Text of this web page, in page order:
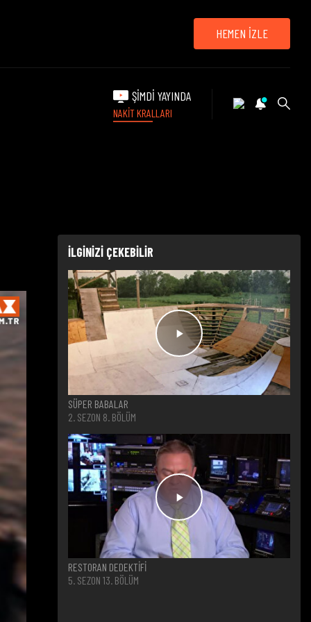
HEMEN İZLE
ŞİMDİ YAYINDA
NAKİT KRALLARI
İLGİNİZİ ÇEKEBİLİR
SÜPER BABALAR
2. SEZON 8. BÖLÜM
RESTORAN DEDEKTİFİ
5. SEZON 13. BÖLÜM